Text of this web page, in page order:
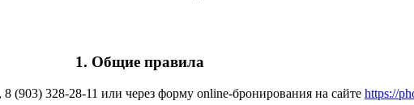
1. Общие правила
(903) 328-28-11 или через форму online-бронирования на сайте https://